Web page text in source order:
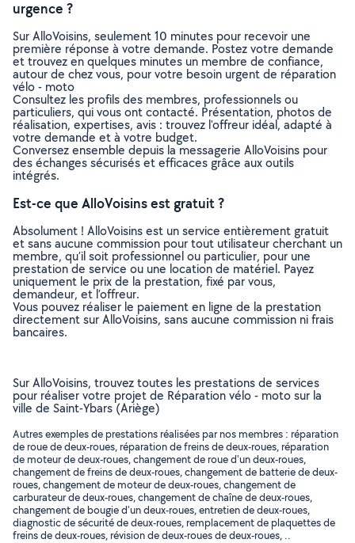
urgence ?
Sur AlloVoisins, seulement 10 minutes pour recevoir une
première réponse à votre demande. Postez votre demande
et trouvez en quelques minutes un membre de confiance,
autour de chez vous, pour votre besoin urgent de réparation
vélo - moto
Consultez les profils des membres, professionnels ou
particuliers, qui vous ont contacté. Présentation, photos de
réalisation, expertises, avis : trouvez l'offreur idéal, adapté à
votre demande et à votre budget.
Conversez ensemble depuis la messagerie AlloVoisins pour
des échanges sécurisés et efficaces grâce aux outils
intégrés.
Est-ce que AlloVoisins est gratuit ?
Absolument ! AlloVoisins est un service entièrement gratuit
et sans aucune commission pour tout utilisateur cherchant un
membre, qu’il soit professionnel ou particulier, pour une
prestation de service ou une location de matériel. Payez
uniquement le prix de la prestation, fixé par vous,
demandeur, et l’offreur.
Vous pouvez réaliser le paiement en ligne de la prestation
directement sur AlloVoisins, sans aucune commission ni frais
bancaires.
Sur AlloVoisins, trouvez toutes les prestations de services
pour réaliser votre projet de Réparation vélo - moto sur la
ville de Saint-Ybars (Ariège)
Autres exemples de prestations réalisées par nos membres : réparation
de roue de deux-roues, réparation de freins de deux-roues, réparation
de moteur de deux-roues, changement de roue d'un deux-roues,
changement de freins de deux-roues, changement de batterie de deux-
roues, changement de moteur de deux-roues, changement de
carburateur de deux-roues, changement de chaîne de deux-roues,
changement de bougie d'un deux-roues, entretien de deux-roues,
diagnostic de sécurité de deux-roues, remplacement de plaquettes de
freins de deux-roues, révision de deux-roues de deux-roues, ..